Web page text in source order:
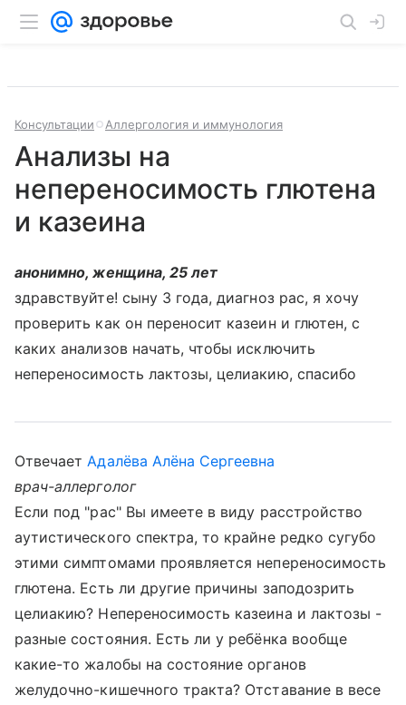
Консультации Аллергология и иммунология
Анализы на
непереносимость глютена
и казеина
анонимно, женщина, 25 лет
здравствуйте! сыну 3 года, диагноз рас, я хочу
проверить как он переносит казеин и глютен, с
каких анализов начать, чтобы исключить
непереносимость лактозы, целиакию, спасибо
ОтвечаетАдалёва Алёна Сергеевна
врач-аллерголог
Если под "рас" Вы имеете в виду расстройство
аутистического спектра, то крайне редко сугубо
этими симптомами проявляется непереносимость
глютена. Есть ли другие причины заподозрить
целиакию? Непереносимость казеина и лактозы -
разные состояния. Есть ли у ребёнка вообще
какие-то жалобы на состояние органов
желудочно-кишечного тракта? Отставание в весе